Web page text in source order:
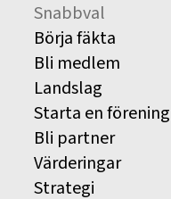
Snabbval
Börja fäkta
Bli medlem
Landslag
Starta en förening
Bli partner
Värderingar
Strategi